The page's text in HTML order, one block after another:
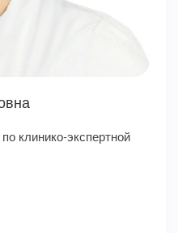
клинико-экспертной